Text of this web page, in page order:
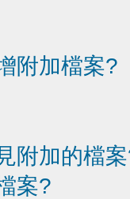
附加檔案?
附加的檔
案?